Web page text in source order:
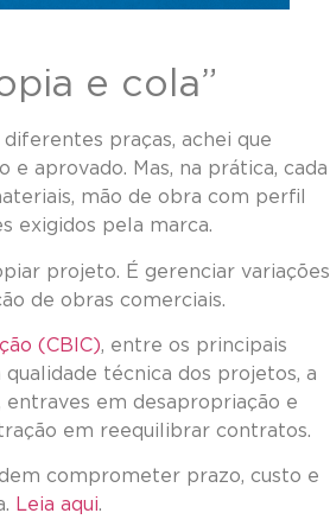
e cola”
diferentes praças, achei que
e aprovado. Mas, na prática, cada
mão de obra com perfil
exigidos pela marca.
projeto. É gerenciar variações
de obras comerciais.
(CBIC), entre os principais
técnica dos projetos, a
em desapropriação e
em reequilibrar contratos.
comprometer prazo, custo e
Leia aqui.